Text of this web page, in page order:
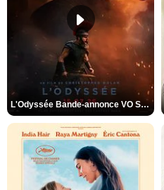
L'Odyssée Bande-annonce VO STFR